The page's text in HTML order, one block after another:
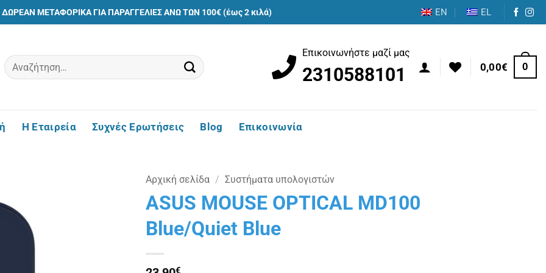
ΔΩΡΕΑΝ ΜΕΤΑΦΟΡΙΚΑ ΓΙΑ ΠΑΡΑΓΓΕΛΙΕΣ ΑΝΩ ΤΩΝ 100€ (έως 2 κιλά) EN EL
Αναζήτηση
για:
Επικοινωνήστε μαζί μας
2310588101 0,00€ 0
Η Εταιρεία Συχνές Ερωτήσεις Blog Επικοινωνία
Αρχική σελίδα / Συστήματα υπολογιστών
ASUS MOUSE OPTICAL MD100
Blue/Quiet Blue
€